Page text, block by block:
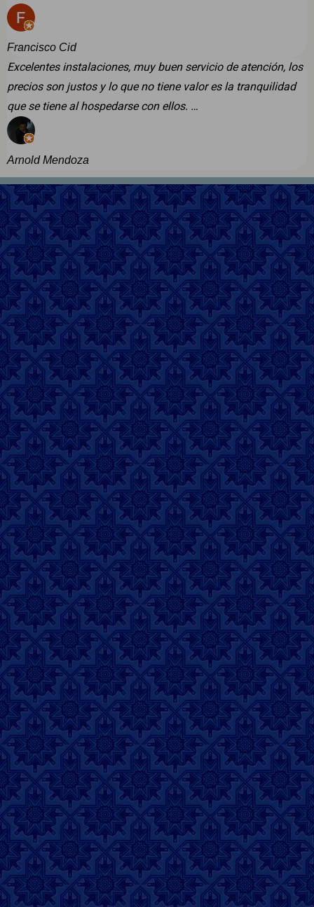
Francisco Cid
Excelentes instalaciones, muy buen servicio de atención, los
precios son justos y lo que no tiene valor es la tranquilidad
que se tiene al hospedarse con ellos. …
Arnold Mendoza